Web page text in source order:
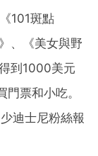
101斑點
、《美女與野
到1000美元
票和小吃。
迪士尼粉絲報